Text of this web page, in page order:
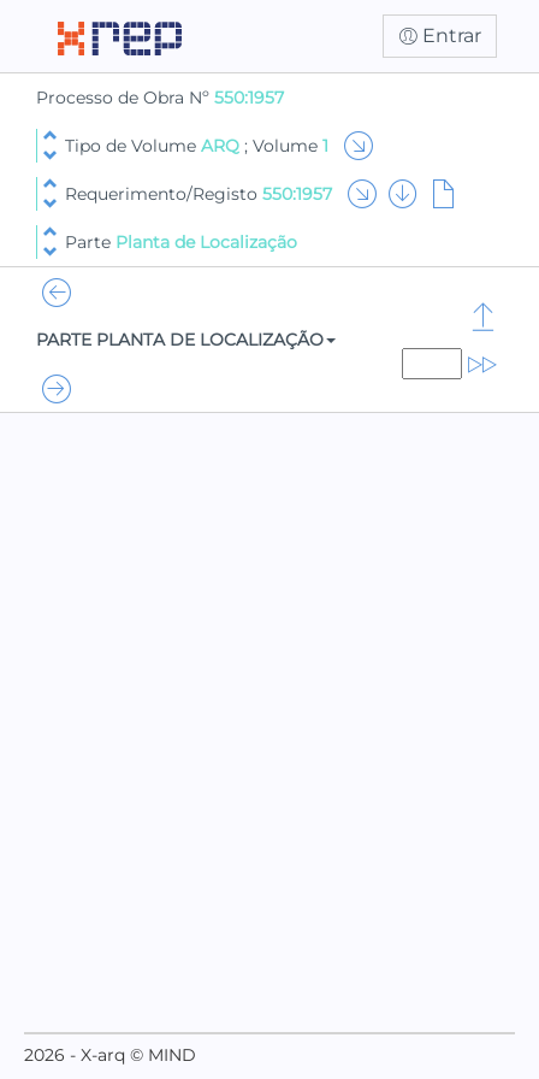
Entrar
Processo de Obra Nº 550:1957
Tipo de Volume ARQ ; Volume 1
Requerimento/Registo 550:1957
Parte Planta de Localização
PARTE PLANTA DE LOCALIZAÇÃO
2026 - X-arq © MIND